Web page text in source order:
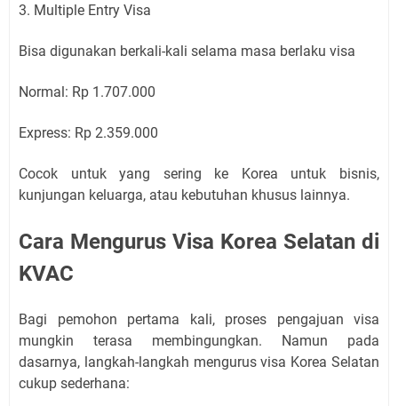
3. Multiple Entry Visa
Bisa digunakan berkali-kali selama masa berlaku visa
Normal: Rp 1.707.000
Express: Rp 2.359.000
Cocok untuk yang sering ke Korea untuk bisnis,
kunjungan keluarga, atau kebutuhan khusus lainnya.
Cara Mengurus Visa Korea Selatan di
KVAC
Bagi pemohon pertama kali, proses pengajuan visa
mungkin terasa membingungkan. Namun pada
dasarnya, langkah-langkah mengurus visa Korea Selatan
cukup sederhana: